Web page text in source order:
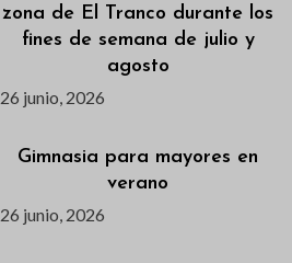
zona de El Tranco durante los
fines de semana de julio y
agosto
26 junio, 2026
Gimnasia para mayores en
verano
26 junio, 2026